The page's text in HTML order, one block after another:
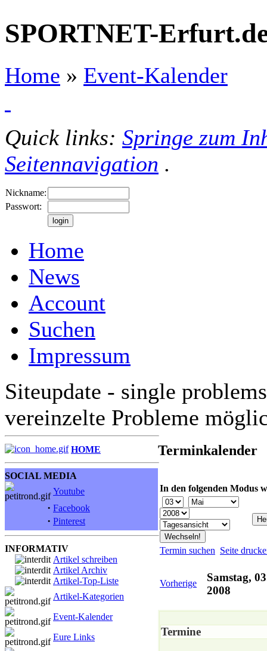
SPORTNET-
Home » Event-Kalender
Quick links: Springe zum
Seitennavigation .
Nickname:
Passwort:
Home
News
Account
Suchen
Impressum
Siteupdate - single
vereinzelte Probleme
HOME
SOCIAL MEDIA
Youtube
· Facebook
· Pinterest
INFORMATIV
Artikel schreiben
Artikel Archiv
Artikel-Top-Liste
Artikel-Kategorien
Event-Kalender
Eure Links
Terminkalender
In den folgenden Modus
Termin suchen Seite
Vorherige
Samstag,
2008
Termine